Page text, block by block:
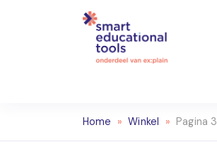
Home » Winkel » Pagina 3